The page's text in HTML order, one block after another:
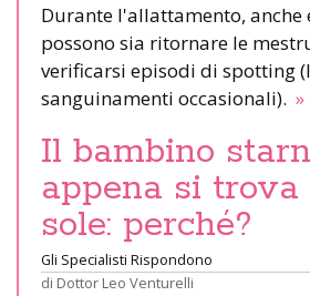
Durante l'allattamento, anche
possono sia ritornare le
verificarsi episodi di spotting
sanguinamenti occasionali). »
Il bambino
appena si
sole: perché?
Gli Specialisti Rispondono
di Dottor Leo Venturelli